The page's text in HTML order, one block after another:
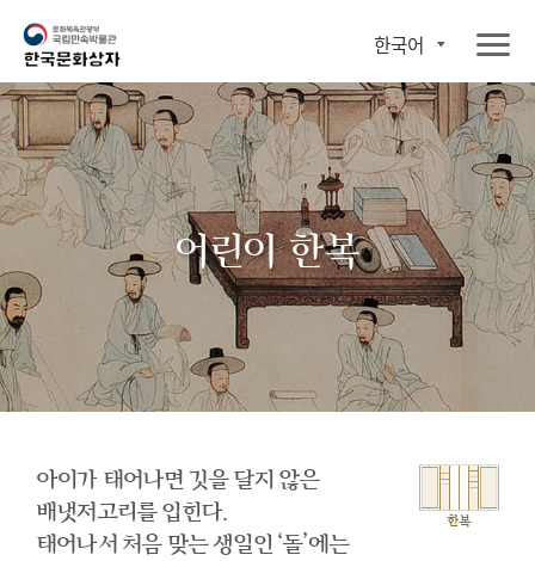
한국어
어린이 한복
아이가 태어나면 깃을 달지 않은
배냇저고리를 입힌다.
태어나서 처음 맞는 생일인 ‘돌’에는
한복